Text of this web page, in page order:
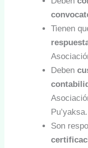
Tienen
Deben
Pu’yaksa.
Son